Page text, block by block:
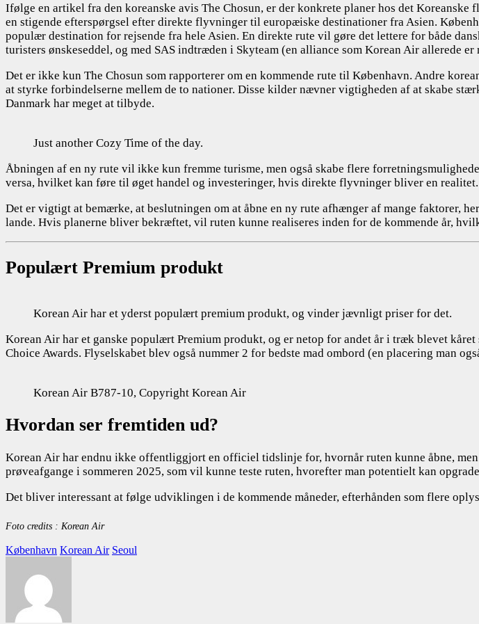
Ifølge en artikel fra den koreanske avis The Chosun, er der konkrete planer hos det
en stigende efterspørgsel efter direkte flyvninger til europæiske destinationer fra Asien.
populær destination for rejsende fra hele Asien. En direkte rute vil gøre det lettere for både
turisters ønskeseddel, og med SAS indtræden i Skyteam (en alliance som Korean Air allerede
Det er ikke kun The Chosun som rapporterer om en kommende rute til København. Andre
at styrke forbindelserne mellem de to nationer. Disse kilder nævner vigtigheden af at skabe
Danmark har meget at tilbyde.
Just another Cozy Time of the day.
Åbningen af en ny rute vil ikke kun fremme turisme, men også skabe flere
versa, hvilket kan føre til øget handel og investeringer, hvis direkte flyvninger bliver en realitet.
Det er vigtigt at bemærke, at beslutningen om at åbne en ny rute afhænger af mange faktorer,
lande. Hvis planerne bliver bekræftet, vil ruten kunne realiseres inden for de kommende år,
Populært Premium produkt
Korean Air har et yderst populært premium produkt, og vinder jævnligt priser for det.
Korean Air har et ganske populært Premium produkt, og er netop for andet år i træk blevet kåret
Choice Awards. Flyselskabet blev også nummer 2 for bedste mad ombord (en placering man
Korean Air B787-10, Copyright Korean Air
Hvordan ser fremtiden ud?
Korean Air har endnu ikke offentliggjort en officiel tidslinje for, hvornår ruten kunne åbne,
prøveafgange i sommeren 2025, som vil kunne teste ruten, hvorefter man potentielt kan
Det bliver interessant at følge udviklingen i de kommende måneder, efterhånden som flere
Foto credits : Korean Air
København Korean Air Seoul